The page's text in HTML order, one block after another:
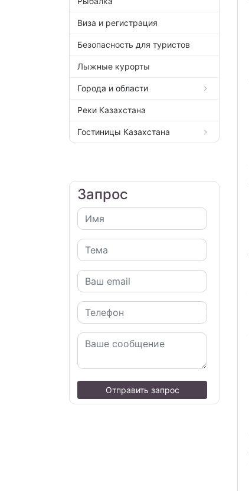
Виза и регистрация
Безопасность для туристов
Лыжные курорты
Города и области
Реки Казахстана
Гостиницы Казахстана
Запрос
Отправить запрос